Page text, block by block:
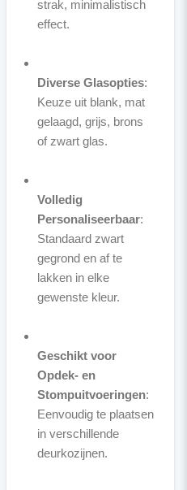
strak, minimalistisch
effect.
Diverse Glasopties:
Keuze uit blank, mat
gelaagd, grijs, brons
of zwart glas.
Volledig
Personaliseerbaar:
Standaard zwart
gegrond en af te
lakken in elke
gewenste kleur.
Geschikt voor
Opdek- en
Stompuitvoeringen:
Eenvoudig te plaatsen
in verschillende
deurkozijnen.